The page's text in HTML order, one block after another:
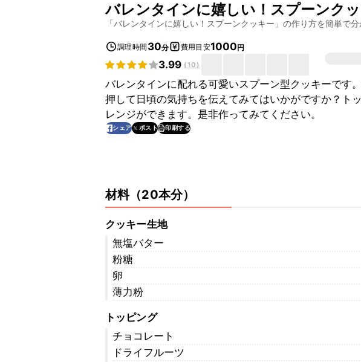
バレンタインに嬉しい！スプーンク
「バレンタインに嬉しい！スプーンクッキー 」の作り方を簡単で
調理時間 30分 費用目安1000円
3.99 (10)
バレンタインに配れる可愛いスプーン型クッキーです
押して日頃の気持ちを伝えてみてはいかがですか？ト
レンジができます。是非作ってみてください。
シェア ポスト 印刷する
材料（20本分）
クッキー生地
無塩バター
粉糖
卵
薄力粉
トッピング
チョコレート
ドライフルーツ